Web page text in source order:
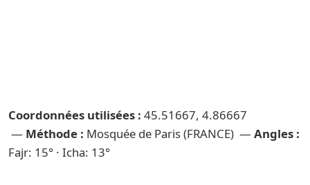
Coordonnées utilisées : 45.51667, 4.86667
— Méthode : Mosquée de Paris (FRANCE) — Angles :
Fajr: 15° · Icha: 13°